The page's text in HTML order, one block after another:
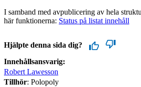
I samband med avpublicering av hela
här funktionerna: Status på listat innehåll
Hjälpte denna sida dig?
Innehållsansvarig:
Robert Lawesson
Tillhör: Polopoly